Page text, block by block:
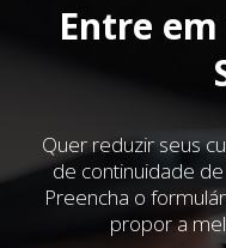
Entre
Quer reduzir seus
de continuidade
Preencha o
propor a